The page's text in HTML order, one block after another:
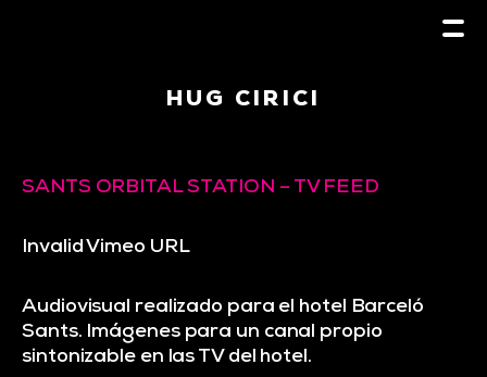
HUG CIRICI
SANTS ORBITAL STATION – TV FEED
Invalid Vimeo URL
Audiovisual realizado para el hotel Barceló
Sants. Imágenes para un canal propio
sintonizable en las TV del hotel.